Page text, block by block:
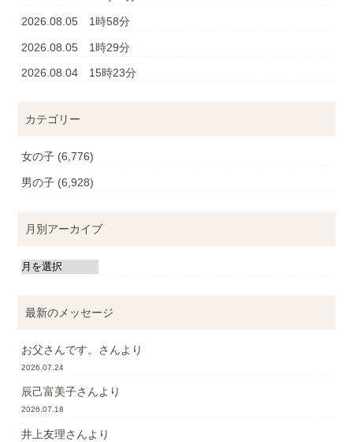
2026.08.05 1時58分
2026.08.05 1時29分
2026.08.04 15時23分
カテゴリー
女の子 (6,776)
男の子 (6,928)
月別アーカイブ
最新のメッセージ
お父さんです。 さんより
2026.07.24
辰己富美子さんより
2026.07.18
井上友理さんより